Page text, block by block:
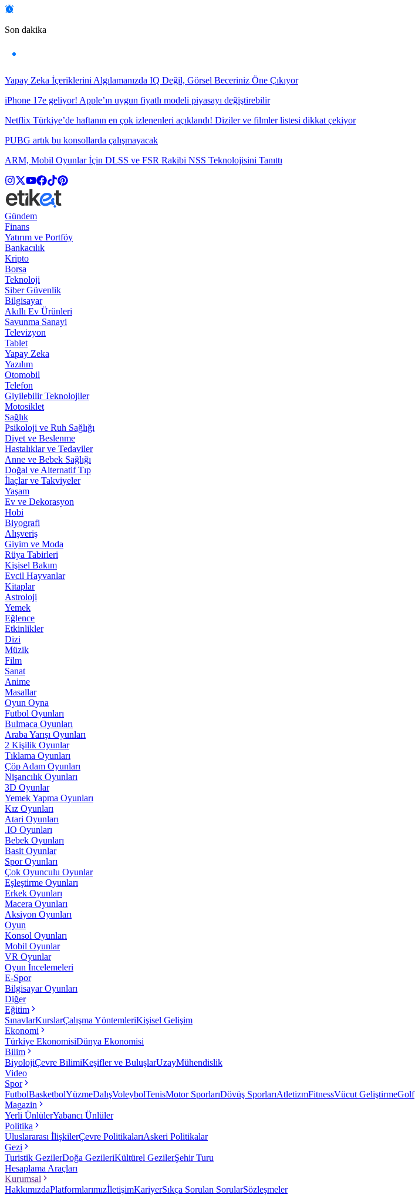
Son dakika
Yapay Zeka İçeriklerini Algılamanızda IQ Değil, Görsel Beceriniz Öne Çıkıyor
iPhone 17e geliyor! Apple’ın uygun fiyatlı modeli piyasayı değiştirebilir
Netflix Türkiye’de haftanın en çok izlenenleri açıklandı! Diziler ve filmler listesi dikkat çekiyor
PUBG artık bu konsollarda çalışmayacak
ARM, Mobil Oyunlar İçin DLSS ve FSR Rakibi NSS Teknolojisini Tanıttı
Gündem
Finans
Yatırım ve Portföy
Bankacılık
Kripto
Borsa
Teknoloji
Siber Güvenlik
Bilgisayar
Akıllı Ev Ürünleri
Savunma Sanayi
Televizyon
Tablet
Yapay Zeka
Yazılım
Otomobil
Telefon
Giyilebilir Teknolojiler
Motosiklet
Sağlık
Psikoloji ve Ruh Sağlığı
Diyet ve Beslenme
Hastalıklar ve Tedaviler
Anne ve Bebek Sağlığı
Doğal ve Alternatif Tıp
İlaçlar ve Takviyeler
Yaşam
Ev ve Dekorasyon
Hobi
Biyografi
Alışveriş
Giyim ve Moda
Rüya Tabirleri
Kişisel Bakım
Evcil Hayvanlar
Kitaplar
Astroloji
Yemek
Eğlence
Etkinlikler
Dizi
Müzik
Film
Sanat
Anime
Masallar
Oyun Oyna
Futbol Oyunları
Bulmaca Oyunları
Araba Yarışı Oyunları
2 Kişilik Oyunlar
Tıklama Oyunları
Çöp Adam Oyunları
Nişancılık Oyunları
3D Oyunlar
Yemek Yapma Oyunları
Kız Oyunları
Atari Oyunları
.IO Oyunları
Bebek Oyunları
Basit Oyunlar
Spor Oyunları
Çok Oyunculu Oyunlar
Eşleştirme Oyunları
Erkek Oyunları
Macera Oyunları
Aksiyon Oyunları
Oyun
Konsol Oyunları
Mobil Oyunlar
VR Oyunlar
Oyun İncelemeleri
E-Spor
Bilgisayar Oyunları
Diğer
Eğitim
SınavlarKurslarÇalışma YöntemleriKişisel Gelişim
Ekonomi
Türkiye EkonomisiDünya Ekonomisi
Bilim
BiyolojiÇevre BilimiKeşifler ve BuluşlarUzayMühendislik
Video
Spor
FutbolBasketbolYüzmeDalışVoleybolTenisMotor SporlarıDövüş SporlarıAtletizmFitnessVücut GeliştirmeGolf
Magazin
Yerli ÜnlülerYabancı Ünlüler
Politika
Uluslararası İlişkilerÇevre PolitikalarıAskeri Politikalar
Gezi
Turistik GezilerDoğa GezileriKültürel GezilerŞehir Turu
Hesaplama Araçları
Kurumsal
HakkımızdaPlatformlarımızİletişimKariyerSıkça Sorulan SorularSözleşmeler